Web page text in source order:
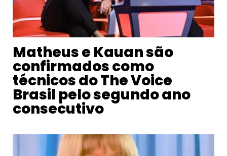
Matheus e Kauan são
confirmados como
técnicos do The Voice
Brasil pelo segundo ano
consecutivo